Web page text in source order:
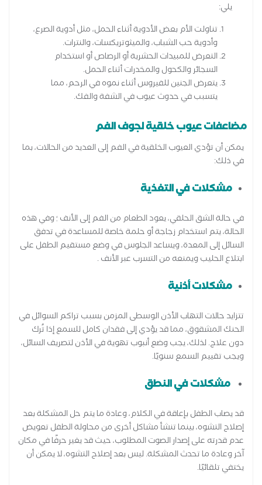
يلي:
تناولت الأم بعض الأدوية أثناء الحمل، مثل أدوية الصرع،
وأدوية حب الشباب، والميثوتريكسات، والنترات.
التعرض للمبيدات الحشرية أو الرصاص أو استخدام
السجائر والكحول والمخدرات أثناء الحمل.
يتعرض الجنين للفيروس أثناء نموه في الرحم، مما
يتسبب في حدوث عيوب في الشفة والفك.
مضاعفات عيوب خلقية لجوف الفم
يمكن أن تؤدي العيوب الخلقية في الفم إلى العديد من الحالات، بما
في ذلك:
مشكلات في التغذية
في حالة الشق الحلقي، يعود الطعام من الفم إلى الأنف ؛ وفي هذه
الحالة، يتم استخدام زجاجة أو حلمة خاصة للمساعدة في تدفق
السائل إلى المعدة، ويساعد الجلوس في وضع مستقيم الطفل على
ابتلاع الحليب ويمنعه من التسرب عبر الأنف .
مشكلات أذنية
تتزايد حالات التهاب الأذن الوسطى المزمن بسبب تراكم السوائل في
الحنك المشقوق، مما قد يؤدي إلى فقدان كامل للسمع إذا تُرك
دون علاج. لذلك، يجب وضع أنبوب تهوية في الأذن لتصريف السائل،
ويجب تقييم السمع سنويًا.
مشكلات في النطق
قد يصاب الطفل بإعاقة في الكلام، وعادة ما يتم حل المشكلة بعد
إصلاح التشوه، بينما تنشأ مشاكل أخرى من محاولة الطفل تعويض
عدم قدرته على إصدار الصوت المطلوب، حيث قد يغير حرفًا في مكان
آخر وعادة ما تحدث المشكلة. ليس بعد إصلاح التشوه، لا يمكن أن
يختفي تلقائيًا.